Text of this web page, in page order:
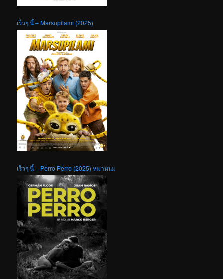
เร็วๆ นี้ – Marsupilami (2025)
เร็วๆ นี้ – Perro Perro (2025) หมาหนุ่ม